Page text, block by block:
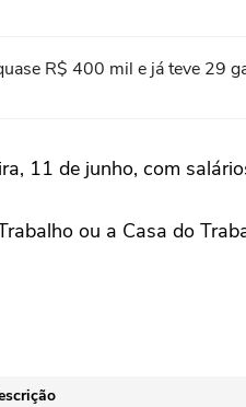
R$ 400 mil e já teve 29
11 de junho, com
ou a Casa do